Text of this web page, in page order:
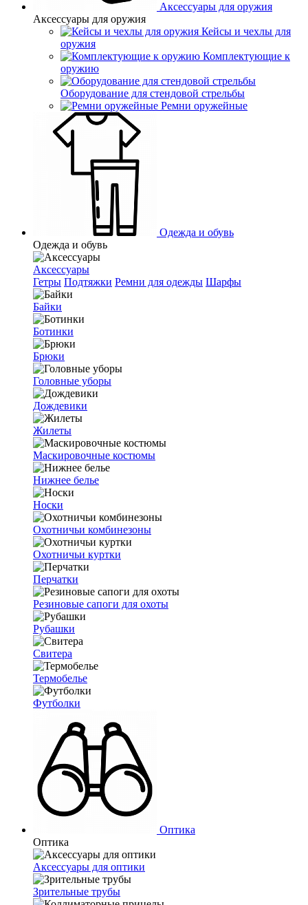
Аксессуары для оружия
Аксессуары для оружия
Кейсы и чехлы для
оружия
Комплектующие к
оружию
Оборудование для стендовой стрельбы
Ремни оружейные
Одежда и обувь
Одежда и обувь
Аксессуары
Гетры Подтяжки Ремни для одежды Шарфы
Байки
Ботинки
Брюки
Головные уборы
Дождевики
Жилеты
Маскировочные костюмы
Нижнее белье
Носки
Охотничьи комбинезоны
Охотничьи куртки
Перчатки
Резиновые сапоги для охоты
Рубашки
Свитера
Термобелье
Футболки
Оптика
Оптика
Аксессуары для оптики
Зрительные трубы